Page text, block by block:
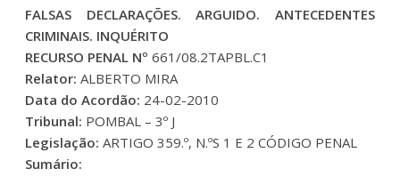
FALSAS DECLARAÇÕES. ARGUIDO. ANTECEDENTES
CRIMINAIS. INQUÉRITO
RECURSO PENAL Nº 661/08.2TAPBL.C1
Relator: ALBERTO MIRA
Data do Acordão: 24-02-2010
Tribunal: POMBAL – 3º J
Legislação: ARTIGO 359.º, N.ºS 1 E 2 CÓDIGO PENAL
Sumário: